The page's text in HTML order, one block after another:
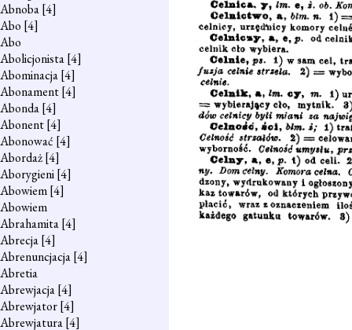
Abnoba[4]
Abo [4]
Abo
Abolicjonista[4]
Abominacja[4]
Abonament[4]
Abonda[4]
Abonent[4]
Abonować [4]
Abordaż[4]
Aborygieni[4]
Abowiem[4]
Abowiem
Abrahamita[4]
Abrecja[4]
Abrenuncjacja[4]
Abretia
Abrewjacja[4]
Abrewjator[4]
Abrewjatura[4]